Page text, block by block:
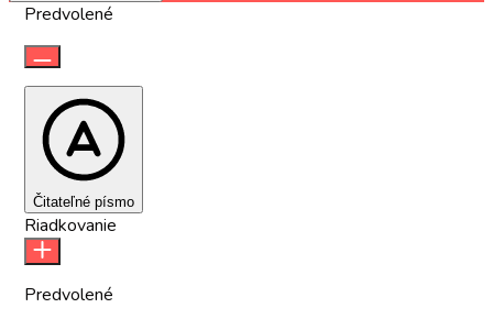
Predvolené
Čitateľné písmo
Riadkovanie
Predvolené